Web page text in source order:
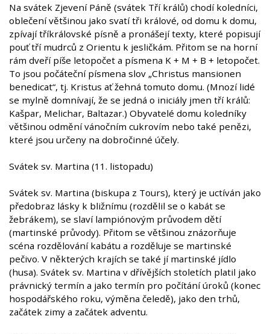
Na svátek Zjevení Páně (svátek Tří králů) chodí koledníci,
oblečení většinou jako svatí tři králové, od domu k domu,
zpívají tříkrálovské písně a pronášejí texty, které popisují
pouť tří mudrců z Orientu k jesličkám. Přitom se na horní
rám dveří píše letopočet a písmena K + M + B + letopočet.
To jsou počáteční písmena slov „Christus mansionen
benedicat“, tj. Kristus ať žehná tomuto domu. (Mnozí lidé
se mylně domnívají, že se jedná o iniciály jmen tří králů:
Kašpar, Melichar, Baltazar.) Obyvatelé domu koledníky
většinou odmění vánočním cukrovím nebo také penězi,
které jsou určeny na dobročinné účely.
Svátek sv. Martina (11. listopadu)
Svátek sv. Martina (biskupa z Tours), který je uctíván jako
předobraz lásky k bližnímu (rozdělil se o kabát se
žebrákem), se slaví lampiónovým průvodem dětí
(martinské průvody). Přitom se většinou znázorňuje
scéna rozdělování kabátu a rozděluje se martinské
pečivo. V některých krajích se také jí martinské jídlo
(husa). Svátek sv. Martina v dřívějších stoletích platil jako
právnický termín a jako termín pro počítání úroků (konec
hospodářského roku, výměna čeledě), jako den trhů,
začátek zimy a začátek adventu.